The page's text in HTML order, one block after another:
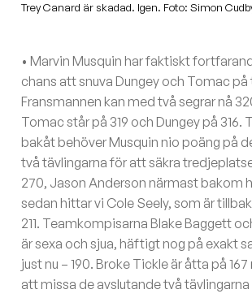
Trey Canard är skadad. Igen. Foto: Simon
• Marvin Musquin har faktiskt
chans att snuva Dungey och Tomac på
Fransmannen kan med två segrar nå
Tomac står på 319 och Dungey på 316.
bakåt behöver Musquin nio poäng på
två tävlingarna för att säkra
270, Jason Anderson närmast bakom
sedan hittar vi Cole Seely, som är
211. Teamkompisarna Blake Baggett
är sexa och sjua, häftigt nog på exakt
just nu – 190. Broke Tickle är åtta på
att missa de avslutande två